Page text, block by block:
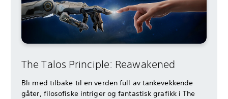
The Talos Principle: Reawakened
Bli med tilbake til en verden full av tankevekkende
gåter, filosofiske intriger og fantastisk grafikk i The